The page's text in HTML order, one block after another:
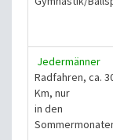
Jedermänner
Radfahren, ca.
Km, nur
in den